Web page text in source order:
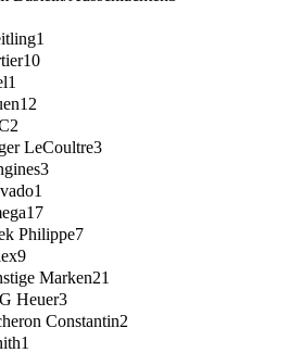
1
10
1
12
2
LeCoultre3
3
1
17
Philippe7
9
Marken21
Heuer3
Constantin2
1